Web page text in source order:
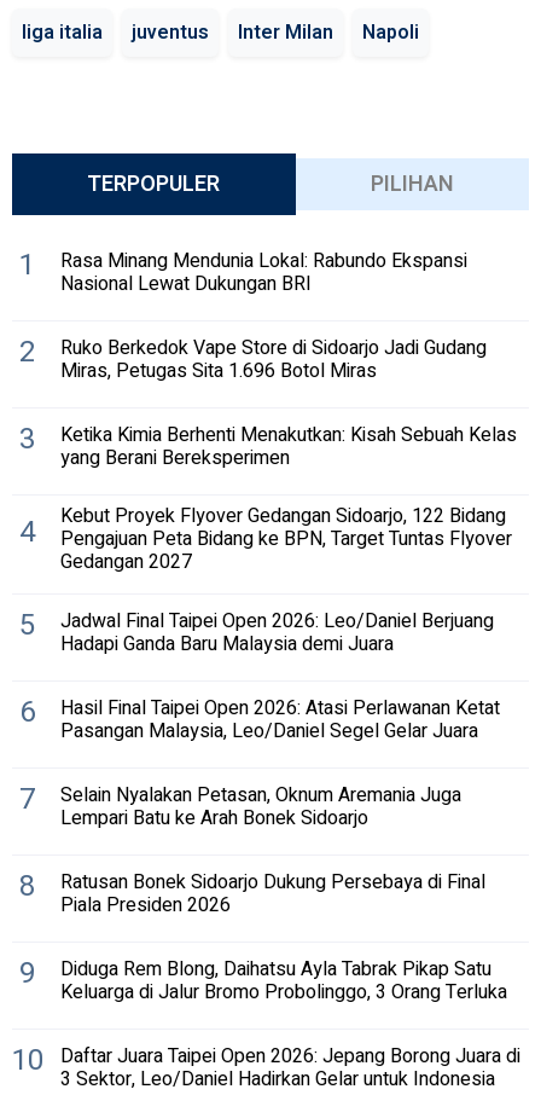
liga italia juventus Inter Milan Napoli
TERPOPULER PILIHAN
1 Rasa Minang Mendunia Lokal: Rabundo Ekspansi
Nasional Lewat Dukungan BRI
2 Ruko Berkedok Vape Store di Sidoarjo Jadi Gudang
Miras, Petugas Sita 1.696 Botol Miras
3 Ketika Kimia Berhenti Menakutkan: Kisah Sebuah Kelas
yang Berani Bereksperimen
4 Kebut Proyek Flyover Gedangan Sidoarjo, 122 Bidang
Pengajuan Peta Bidang ke BPN, Target Tuntas Flyover
Gedangan 2027
5 Jadwal Final Taipei Open 2026: Leo/Daniel Berjuang
Hadapi Ganda Baru Malaysia demi Juara
6 Hasil Final Taipei Open 2026: Atasi Perlawanan Ketat
Pasangan Malaysia, Leo/Daniel Segel Gelar Juara
7 Selain Nyalakan Petasan, Oknum Aremania Juga
Lempari Batu ke Arah Bonek Sidoarjo
8 Ratusan Bonek Sidoarjo Dukung Persebaya di Final
Piala Presiden 2026
9 Diduga Rem Blong, Daihatsu Ayla Tabrak Pikap Satu
Keluarga di Jalur Bromo Probolinggo, 3 Orang Terluka
10 Daftar Juara Taipei Open 2026: Jepang Borong Juara di
3 Sektor, Leo/Daniel Hadirkan Gelar untuk Indonesia